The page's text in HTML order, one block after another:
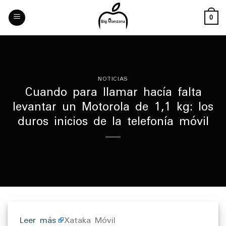
Skip
content
0
NOTICIAS
Cuando para llamar hacía falta
levantar un Motorola de 1,1 kg: los
duros inicios de la telefonía móvil
Leer más Xataka Móvil